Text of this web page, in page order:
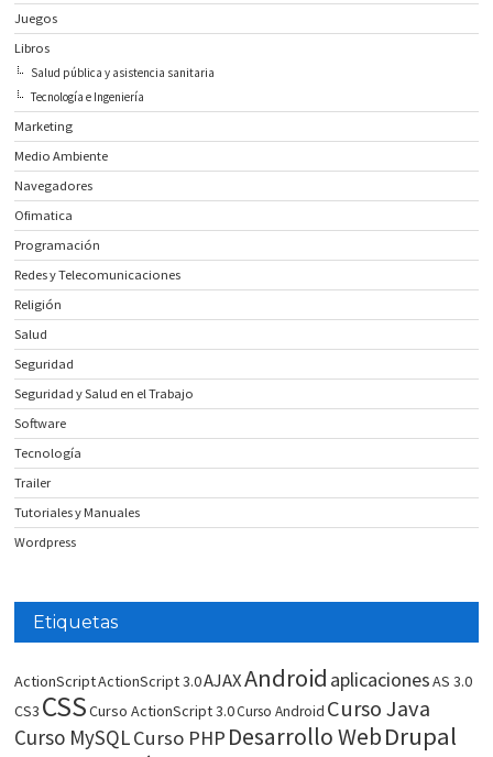
Juegos
Libros
Salud pública y asistencia sanitaria
Tecnología e Ingeniería
Marketing
Medio Ambiente
Navegadores
Ofimatica
Programación
Redes y Telecomunicaciones
Religión
Salud
Seguridad
Seguridad y Salud en el Trabajo
Software
Tecnología
Trailer
Tutoriales y Manuales
Wordpress
Etiquetas
ActionScriptActionScript 3.0AJAXAndroid aplicacionesAS 3.0
CS3 CSSCurso ActionScript 3.0Curso Android Curso Java
Curso MySQLCurso PHP Desarrollo WebDrupal